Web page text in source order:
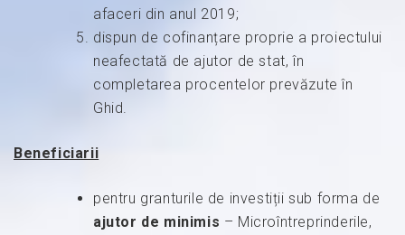
afaceri din anul 2019;
dispun de cofinanțare proprie a proiectului
neafectată de ajutor de stat, în
completarea procentelor prevăzute în
Ghid.
Beneficiarii
pentru granturile de investiții sub forma de
ajutor de minimis – Microîntreprinderile,